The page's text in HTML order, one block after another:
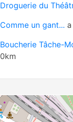
Droguerie du
Comme un gant...
Boucherie Tâche-
0km